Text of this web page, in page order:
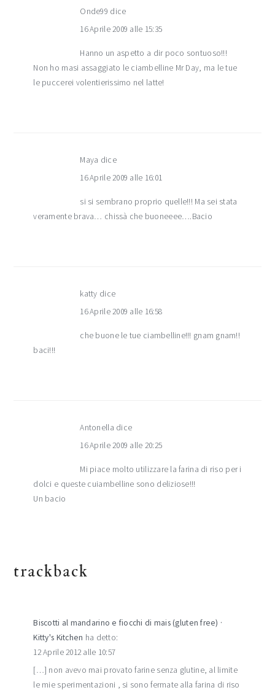
Onde99 dice
16 Aprile 2009 alle 15:35
Hanno un aspetto a dir poco sontuoso!!!
Non ho masi assaggiato le ciambelline Mr Day, ma le tue
le puccerei volentierissimo nel latte!
Maya dice
16 Aprile 2009 alle 16:01
si si sembrano proprio quelle!!! Ma sei stata
veramente brava… chissà che buoneeee….Bacio
katty dice
16 Aprile 2009 alle 16:58
che buone le tue ciambelline!!! gnam gnam!!
baci!!!
Antonella dice
16 Aprile 2009 alle 20:25
Mi piace molto utilizzare la farina di riso per i
dolci e queste cuiambelline sono deliziose!!!
Un bacio
trackback
Biscotti al mandarino e fiocchi di mais (gluten free) ·
Kitty's Kitchen ha detto:
12 Aprile 2012 alle 10:57
[…] non avevo mai provato farine senza glutine, al limite
le mie sperimentazioni , si sono fermate alla farina di riso